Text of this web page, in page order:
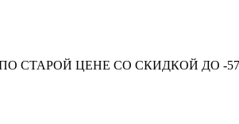
СТАРОЙ ЦЕНЕ СО СКИДКОЙ ДО -